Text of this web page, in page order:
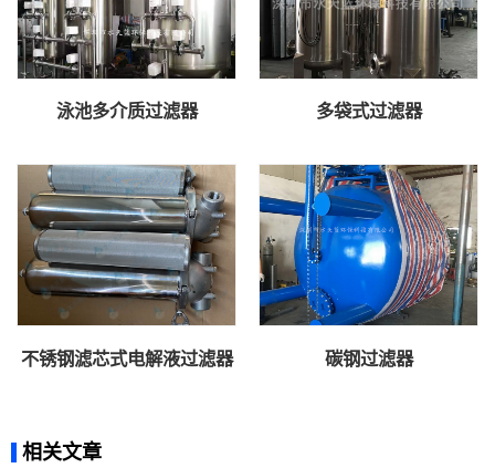
泳池多介质过滤器 多袋式过滤器
不锈钢滤芯式电解液过滤器 碳钢过滤器
相关文章